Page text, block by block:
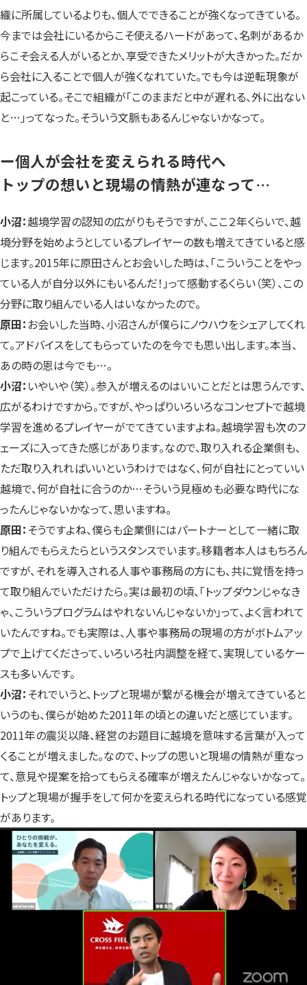
織に所属しているよりも、個人でできることが強くなってきている。
今までは会社にいるからこそ使えるハードがあって、名刺があるか
らこそ会える人がいるとか、享受できたメリットが大きかった。だか
ら会社に入ることで個人が強くなれていた。でも今は逆転現象が
起こっている。そこで組織が「このままだと中が遅れる、外に出ない
と…」ってなった。そういう文脈もあるんじゃないかなって。
ー個人が会社を変えられる時代へ
トップの想いと現場の情熱が連なって…
小沼：越境学習の認知の広がりもそうですが、ここ２年くらいで、越
境分野を始めようとしているプレイヤーの数も増えてきていると感
じます。2015年に原田さんとお会いした時は、「こういうことをやっ
ている人が自分以外にもいるんだ！」って感動するくらい（笑）、この
分野に取り組んでいる人はいなかったので。
原田：お会いした当時、小沼さんが僕らにノウハウをシェアしてくれ
て。アドバイスをしてもらっていたのを今でも思い出します。本当、
あの時の恩は今でも…。
小沼： いやいや（笑）。参入が増えるのはいいことだとは思うんです、
広がるわけですから。ですが、やっぱりいろいろなコンセプトで越境
学習を進めるプレイヤーがでてきていますよね。越境学習も次のフ
ェーズに入ってきた感じがあります。なので、取り入れる企業側も、
ただ取り入れればいいというわけではなく、何が自社にとっていい
越境で、何が自社に合うのか…そういう見極めも必要な時代にな
ったんじゃないかなって、思いますね。
原田： そうですよね、僕らも企業側にはパートナーとして一緒に取
り組んでもらえたらというスタンスでいます。移籍者本人はもちろん
ですが、それを導入される人事や事務局の方にも、共に覚悟を持っ
て取り組んでいただけたら。実は最初の頃、「トップダウンじゃなき
ゃ、こういうプログラムはやれないんじゃないか」って、よく言われて
いたんですね。でも実際は、人事や事務局の現場の方がボトムアッ
プで上げてくださって、いろいろ社内調整を経て、実現しているケー
スも多いんです。
小沼： それでいうと、トップと現場が繋がる機会が増えてきていると
いうのも、僕らが始めた2011年の頃との違いだと感じています。
2011年の震災以降、経営のお題目に越境を意味する言葉が入って
くることが増えました。なので、トップの思いと現場の情熱が重なっ
て、意見や提案を拾ってもらえる確率が増えたんじゃないかなって。
トップと現場が握手をして何かを変えられる時代になっている感覚
があります。